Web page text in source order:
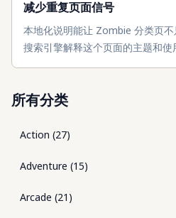
减少重复页面信号
本地化说明能让 Zombie 分类页
搜索引擎解释这个页面的主题和使
所有分类
Action (27)
Adventure (15)
Arcade (21 )